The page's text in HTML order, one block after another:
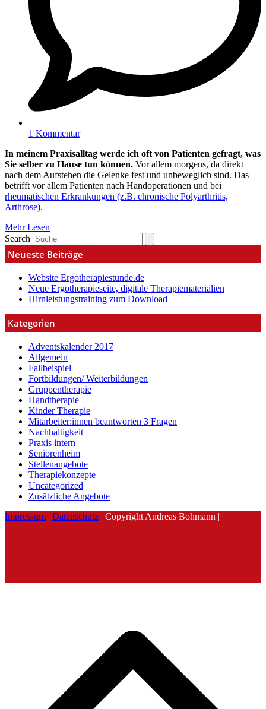
1 Kommentar
In meinem Praxisalltag werde ich oft von Patienten gefragt, was
Sie selber zu Hause tun können. Vor allem morgens, da direkt
nach dem Aufstehen die Gelenke fest und unbeweglich sind. Das
betrifft vor allem Patienten nach Handoperationen und bei
rheumatischen Erkrankungen (z.B. chronische Polyarthritis,
Arthrose).
Mehr Lesen
Search
Neueste Beiträge
Website Ergotherapiestunde.de
Neue Ergotherapieseite, digitale Therapiematerialien
Hirnleistungstraining zum Download
Kategorien
Adventskalender 2017
Allgemein
Fallbeispiel
Fortbildungen/ Weiterbildungen
Gruppentherapie
Handtherapie
Kinder Therapie
Mitarbeiter:innen beantworten 3 Fragen
Nachhaltigkeit
Praxis intern
Seniorenheim
Stellenangebote
Therapiekonzepte
Uncategorized
Zusätzliche Angebote
Impressum | Datenschutz | Copyright Andreas Bohmann |